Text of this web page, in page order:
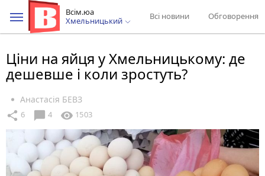
Всім.юа
Хмельницький
Всі новини Обговорення
Ціни на яйця у Хмельницькому: де
дешевше і коли зростуть?
Анастасія БЕВЗ
share 6 chat_bubble 4 visibility 1503